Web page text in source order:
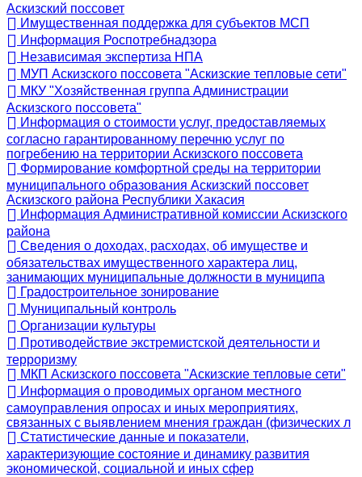
Аскизский поссовет
Имущественная поддержка для субъектов МСП
Информация Роспотребнадзора
Независимая экспертиза НПА
МУП Аскизского поссовета "Аскизские тепловые сети"
МКУ "Хозяйственная группа Администрации
Аскизского поссовета"
Информация о стоимости услуг, предоставляемых
согласно гарантированному перечню услуг по
погребению на территории Аскизского поссовета
Формирование комфортной среды на территории
муниципального образования Аскизский поссовет
Аскизского района Республики Хакасия
Информация Административной комиссии Аскизского
района
Сведения о доходах, расходах, об имуществе и
обязательствах имущественного характера лиц,
занимающих муниципальные должности в муниципа
Градостроительное зонирование
Муниципальный контроль
Организации культуры
Противодействие экстремистской деятельности и
терроризму
МКП Аскизского поссовета "Аскизские тепловые сети"
Информация о проводимых органом местного
самоуправления опросах и иных мероприятиях,
связанных с выявлением мнения граждан (физических л
Статистические данные и показатели,
характеризующие состояние и динамику развития
экономической, социальной и иных сфер